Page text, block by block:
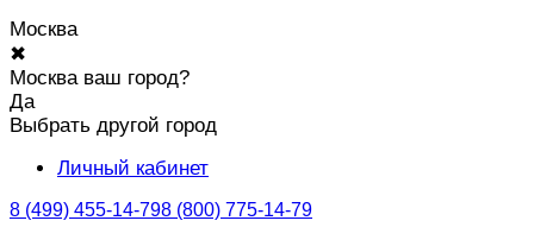
Москва
✖
Москва ваш город?
Да
Выбрать другой город
Личный кабинет
8 (499) 455-14-798 (800) 775-14-79